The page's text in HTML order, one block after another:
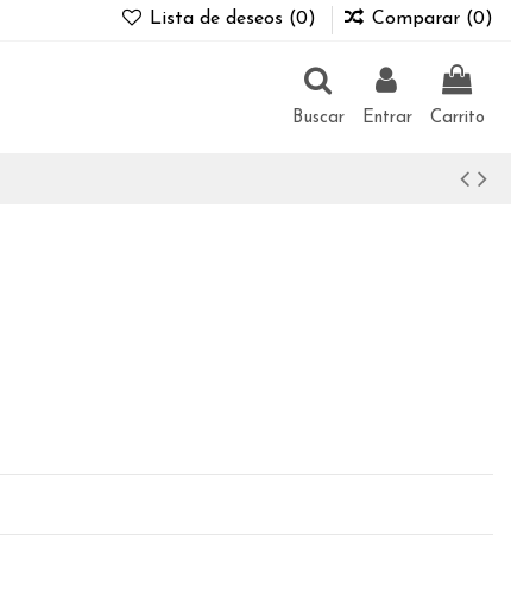
Lista de deseos (0) Comparar (0)
Buscar
Entrar Carrito